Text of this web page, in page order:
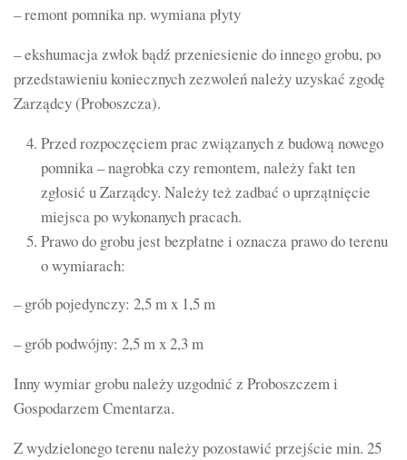
– remont pomnika np. wymiana płyty
– ekshumacja zwłok bądź przeniesienie do innego grobu, po
przedstawieniu koniecznych zezwoleń należy uzyskać zgodę
Zarządcy (Proboszcza).
Przed rozpoczęciem prac związanych z budową nowego
pomnika – nagrobka czy remontem, należy fakt ten
zgłosić u Zarządcy. Należy też zadbać o uprzątnięcie
miejsca po wykonanych pracach.
Prawo do grobu jest bezpłatne i oznacza prawo do terenu
o wymiarach:
– grób pojedynczy: 2,5 m x 1,5 m
– grób podwójny: 2,5 m x 2,3 m
Inny wymiar grobu należy uzgodnić z Proboszczem i
Gospodarzem Cmentarza.
Z wydzielonego terenu należy pozostawić przejście min. 25